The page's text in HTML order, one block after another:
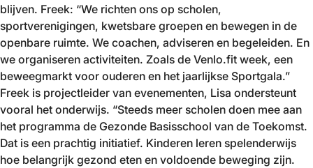
blijven. Freek: “We richten ons op scholen,
sportverenigingen, kwetsbare groepen en bewegen in de
openbare ruimte. We coachen, adviseren en begeleiden. En
we organiseren activiteiten. Zoals de Venlo.fit week, een
beweegmarkt voor ouderen en het jaarlijkse Sportgala.”
Freek is projectleider van evenementen, Lisa ondersteunt
vooral het onderwijs. “Steeds meer scholen doen mee aan
het programma de Gezonde Basisschool van de Toekomst.
Dat is een prachtig initiatief. Kinderen leren spelenderwijs
hoe belangrijk gezond eten en voldoende beweging zijn.